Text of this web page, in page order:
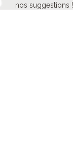
nos suggestions !